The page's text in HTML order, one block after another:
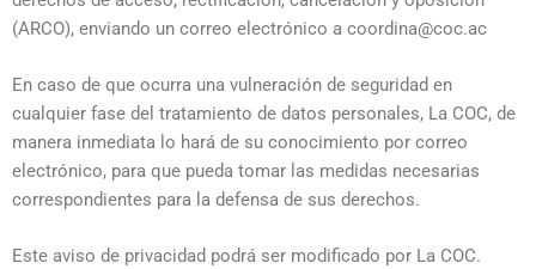
(ARCO), enviando un correo electrónico a coordina@coc.ac
En caso de que ocurra una vulneración de seguridad en
cualquier fase del tratamiento de datos personales, La COC, de
manera inmediata lo hará de su conocimiento por correo
electrónico, para que pueda tomar las medidas necesarias
correspondientes para la defensa de sus derechos.
Este aviso de privacidad podrá ser modificado por La COC.